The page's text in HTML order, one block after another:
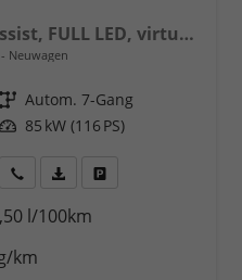
Selection Front+Lane Assist, FULL LED, virtuelles Cockpit, , Climatronic, Parksensoren, ISOFIX, el. Fensterheber, Tempomat, Sitzhzg. uvm.
Neuwagen
Getriebe Autom. 7-Gang
Leistung 85 kW (116 PS)
anfordern
Datei,
l/100km
km